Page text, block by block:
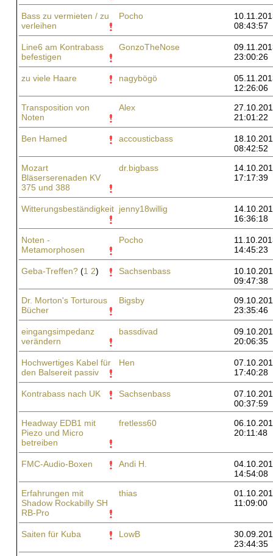
Bass zu vermieten / zu
verleihen
Pocho
08:43:57
Line6 am Kontrabass
befestigen
GonzoTheNose
23:00:26
zu viele Haare nagybögö
12:26:06
Transposition von
Noten
Alex
21:01:22
Ben Hamed accousticbass
08:42:52
Mozart
Bläserserenaden KV
375 und 388
dr.bigbass
17:17:39
Witterungsbeständigkeit jenny18willig
16:36:18
Noten -
Metamorphosen
Pocho
14:45:23
Geba-Treffen? (1 2) Sachsenbass
09:47:38
Dr. Morton's Torturous
Bücher
Bigsby
23:35:46
eingangsimpedanz
verändern
bassdivad
20:06:35
Hochwertiges Kabel für
den Balsereit passiv
Hen
17:40:28
Kontrabass nach UK Sachsenbass
00:37:59
Headway EDB1 mit
Piezo und Micro
betreiben
fretless60
20:11:48
FMC-Audio-Boxen Andi H.
14:54:08
Erfahrungen mit
Shadow Rockabilly SH
RB-Pro
thias
11:09:00
Saiten für Kuba LowB
23:44:35